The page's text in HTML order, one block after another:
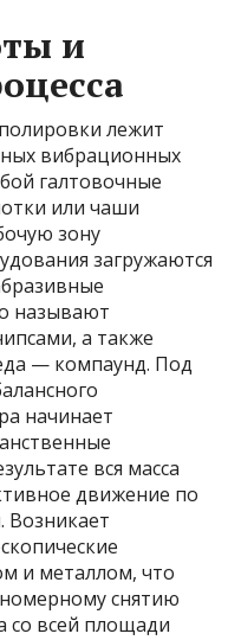
и
лежит
вибрационных
галтовочные
или чаши
зону
загружаются
называют
а также
— компаунд. Под
начинает
вся масса
движение по
Возникает
и металлом, что
снятию
со всей площади